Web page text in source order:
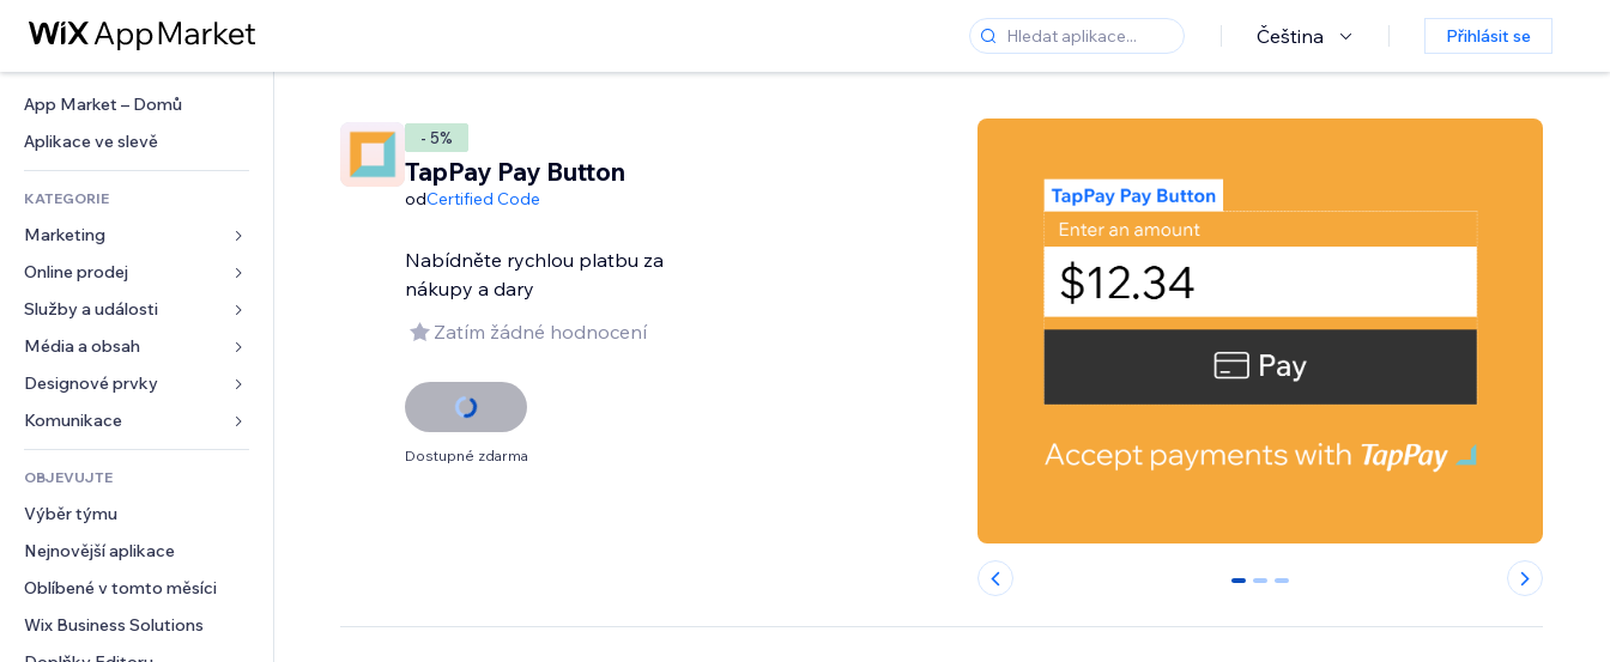
Čeština Přihlásit se
App Market – Domů
Aplikace ve slevě
KATEGORIE
Marketing
Reklamy
Mobilní zařízení
Analytika
Výpisy webu
E‑mail
Online prodej
Aplikace pro obchody
Doprava a doručení
Tlačítka pro prodej
Účetnictví
Kupóny a věrnostní programy
Skladování
Služby a události
Ubytování
Události
Restaurace
Nemovitosti
Rezervace
Média a obsah
Galerie
Hudba
Podcasty
Fotografie
Video
PDF
Sdílení souborů
Novinky
Designové prvky
Mapy a navigace
Soukromí a bezpečnost
Hodiny
Šablony stránek
Efekty pro obrázky
Tlačítka a nabídky
Bannery a odznaky
Kalkulačky
Formuláře
Ankety
Chat
Komentáře
Telefon
Komunita
OBJEVUJTE
Výběr týmu
Nejnovější aplikace
Oblíbené v tomto měsíci
Wix Business Solutions
- 5%
TapPay Pay Button
odCertified Code
Nabídněte rychlou platbu za
nákupy a dary
Zatím žádné hodnocení
Dostupné zdarma
0 1 2